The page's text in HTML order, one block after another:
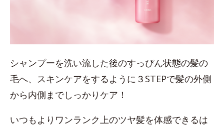
シャンプーを洗い流した後のすっぴん状態の髪の
毛へ、スキンケアをするように３STEPで髪の外側
から内側までしっかりケア！
いつもよりワンランク上のツヤ髪を体感できるは